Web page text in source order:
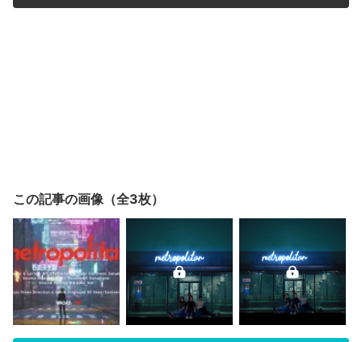
この記事の画像（全3枚）